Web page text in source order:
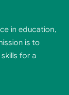
in education,
is to
for a